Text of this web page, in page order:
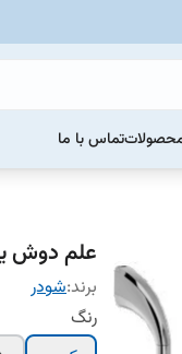
تماس با ما
علم دوش
برند:شودر
رنگ